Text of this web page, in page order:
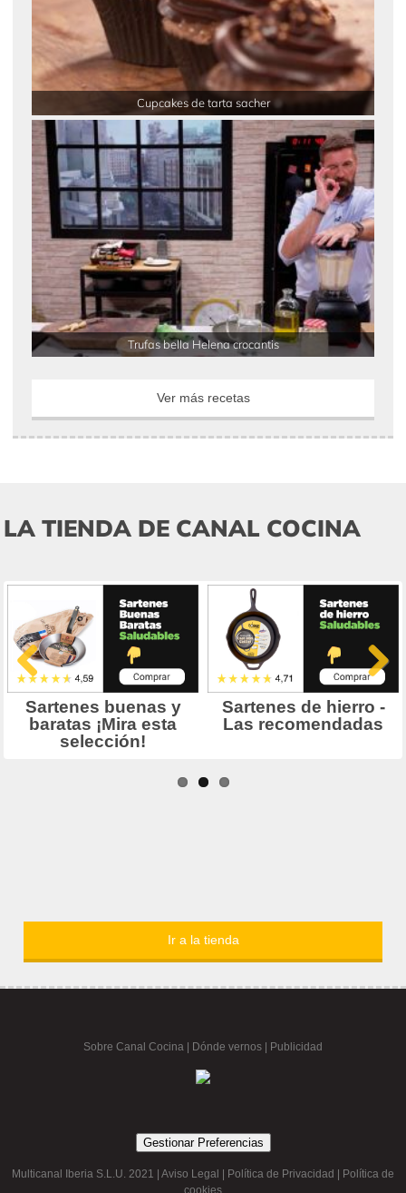
Cupcakes de tarta sacher
Trufas bella Helena crocantis
Ver más recetas
LA TIENDA DE CANAL COCINA
Ir a la tienda
Sobre Canal Cocina Dónde vernos | Publicidad
Gestionar Preferencias
Multicanal Iberia S.L.U. 2021 | Aviso Legal Política de Privacidad
Política de